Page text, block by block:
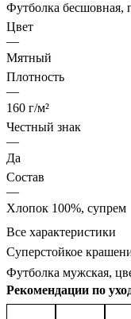
Футболка бесшовная,
Цвет
—
Мятный
Плотность
—
160 г/м²
Честный знак
—
Да
Состав
—
Хлопок 100%, супрем
Все характеристики
Суперстойкое
Футболка мужская,
Рекомендации по